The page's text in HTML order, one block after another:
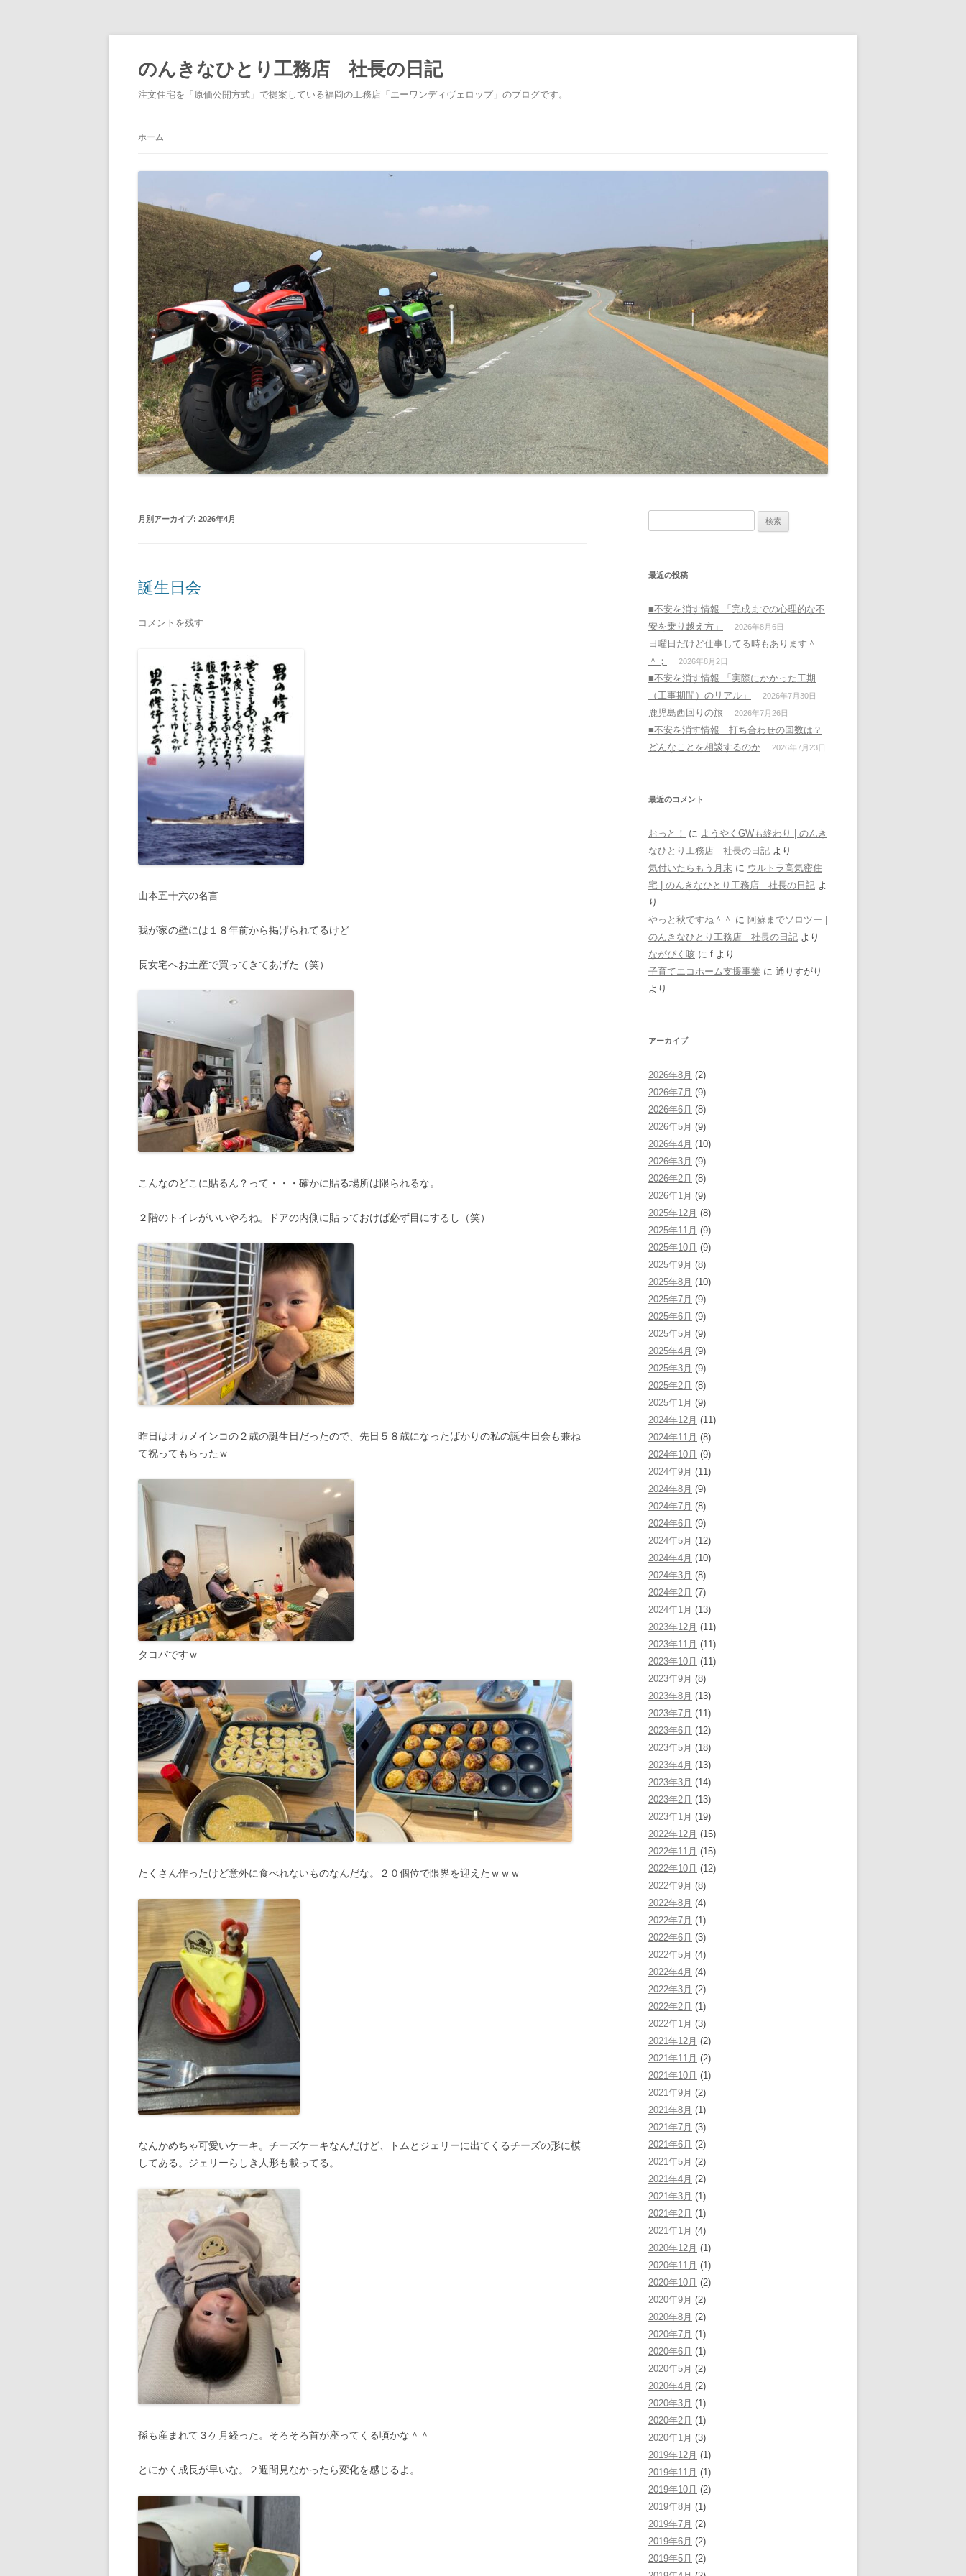
ン
ツ
へ
ス
のんきなひとり工務店 社長の日記
注文住宅を「原価公開方式」で提案している福岡の工務店「エーワンディヴェロップ」のブログです。
ホーム
月別アーカイブ: 2026年4月
誕生日会
コメントを残す
山本五十六の名言
我が家の壁には１８年前から掲げられてるけど
長女宅へお土産で買ってきてあげた（笑）
こんなのどこに貼るん？って・・・確かに貼る場所は限られるな。
２階のトイレがいいやろね。ドアの内側に貼っておけば必ず目にするし（笑）
昨日はオカメインコの２歳の誕生日だったので、先日５８歳になったばかりの私の誕生日会も兼ね
て祝ってもらったｗ
タコパですｗ
たくさん作ったけど意外に食べれないものなんだな。２０個位で限界を迎えたｗｗｗ
なんかめちゃ可愛いケーキ。チーズケーキなんだけど、トムとジェリーに出てくるチーズの形に模
してある。ジェリーらしき人形も載ってる。
孫も産まれて３ケ月経った。そろそろ首が座ってくる頃かな＾＾
とにかく成長が早いな。２週間見なかったら変化を感じるよ。
索:
最近の投稿
■不安を消す情報 「完成までの心理的な不
安を乗り越え方」
2026年8月6日
日曜日だけど仕事してる時もあります＾
＾；
2026年8月2日
■不安を消す情報 「実際にかかった工期
（工事期間）のリアル」
2026年7月30日
鹿児島西回りの旅 2026年7月26日
■不安を消す情報 打ち合わせの回数は？
どんなことを相談するのか
2026年7月23日
最近のコメント
おっと！ に ようやくGWも終わり | のんき
なひとり工務店 社長の日記 より
気付いたらもう月末 に ウルトラ高気密住
宅 | のんきなひとり工務店 社長の日記 よ
り
やっと秋ですね＾＾ に 阿蘇までソロツー |
のんきなひとり工務店 社長の日記 より
ながびく咳 に f より
子育てエコホーム支援事業 に 通りすがり
より
アーカイブ
2026年8月 (2)
2026年7月 (9)
2026年6月 (8)
2026年5月 (9)
2026年4月 (10)
2026年3月 (9)
2026年2月 (8)
2026年1月 (9)
2025年12月 (8)
2025年11月 (9)
2025年10月 (9)
2025年9月 (8)
2025年8月 (10)
2025年7月 (9)
2025年6月 (9)
2025年5月 (9)
2025年4月 (9)
2025年3月 (9)
2025年2月 (8)
2025年1月 (9)
2024年12月 (11)
2024年11月 (8)
2024年10月 (9)
2024年9月 (11)
2024年8月 (9)
2024年7月 (8)
2024年6月 (9)
2024年5月 (12)
2024年4月 (10)
2024年3月 (8)
2024年2月 (7)
2024年1月 (13)
2023年12月 (11)
2023年11月 (11)
2023年10月 (11)
2023年9月 (8)
2023年8月 (13)
2023年7月 (11)
2023年6月 (12)
2023年5月 (18)
2023年4月 (13)
2023年3月 (14)
2023年2月 (13)
2023年1月 (19)
2022年12月 (15)
2022年11月 (15)
2022年10月 (12)
2022年9月 (8)
2022年8月 (4)
2022年7月 (1)
2022年6月 (3)
2022年5月 (4)
2022年4月 (4)
2022年3月 (2)
2022年2月 (1)
2022年1月 (3)
2021年12月 (2)
2021年11月 (2)
2021年10月 (1)
2021年9月 (2)
2021年8月 (1)
2021年7月 (3)
2021年6月 (2)
2021年5月 (2)
2021年4月 (2)
2021年3月 (1)
2021年2月 (1)
2021年1月 (4)
2020年12月 (1)
2020年11月 (1)
2020年10月 (2)
2020年9月 (2)
2020年8月 (2)
2020年7月 (1)
2020年6月 (1)
2020年5月 (2)
2020年4月 (2)
2020年3月 (1)
2020年2月 (1)
2020年1月 (3)
2019年12月 (1)
2019年11月 (1)
2019年10月 (2)
2019年8月 (1)
2019年7月 (2)
2019年6月 (2)
2019年5月 (2)